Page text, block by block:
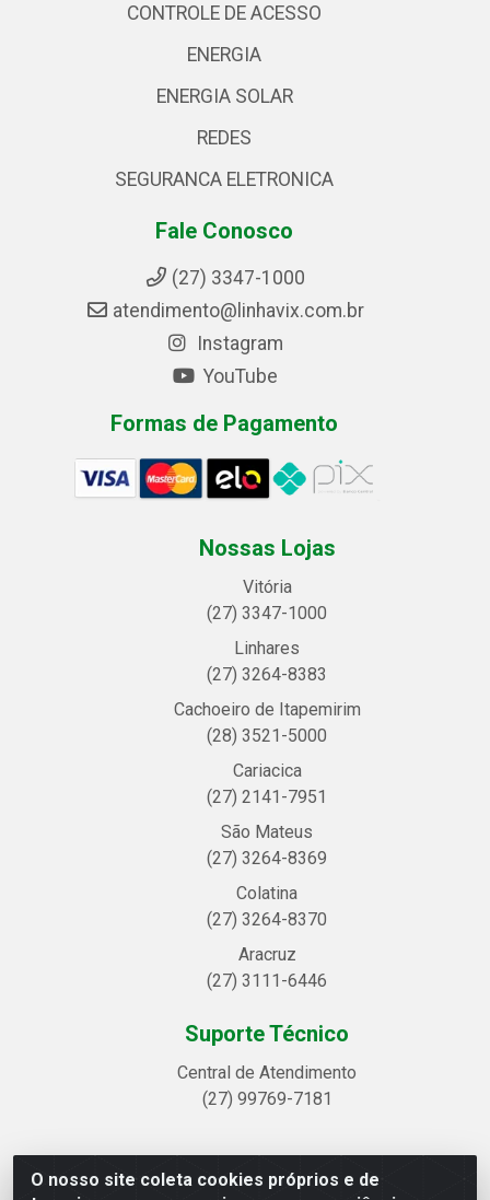
O nosso site coleta cookies próprios e de
CONTROLE DE ACESSO
ENERGIA
ENERGIA SOLAR
REDES
SEGURANCA ELETRONICA
Fale Conosco
(27) 3347-1000
atendimento@linhavix.com.br
Instagram
YouTube
Formas de Pagamento
Nossas Lojas
Vitória
(27) 3347-1000
Linhares
(27) 3264-8383
Cachoeiro de Itapemirim
(28) 3521-5000
Cariacica
(27) 2141-7951
São Mateus
(27) 3264-8369
Colatina
(27) 3264-8370
Aracruz
(27) 3111-6446
Suporte Técnico
Central de Atendimento
(27) 99769-7181
Linhavix Distribuidora LTDA - Avenida Alegre, 2521 -